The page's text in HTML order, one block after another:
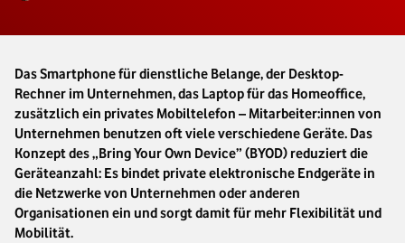
Das Smartphone für dienstliche Belange, der Desktop-
Rechner im Unternehmen, das Laptop für das Homeoffice,
zusätzlich ein privates Mobiltelefon – Mitarbeiter:innen von
Unternehmen benutzen oft viele verschiedene Geräte. Das
Konzept des „Bring Your Own Device” (BYOD) reduziert die
Geräteanzahl: Es bindet private elektronische Endgeräte in
die Netzwerke von Unternehmen oder anderen
Organisationen ein und sorgt damit für mehr Flexibilität und
Mobilität.